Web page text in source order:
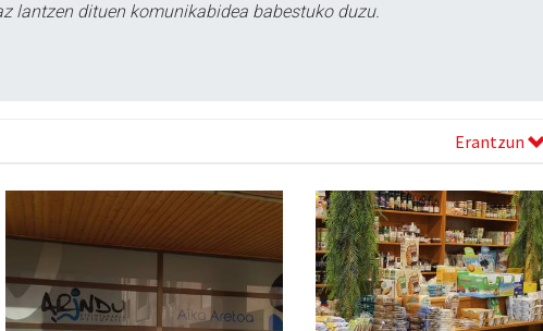
lantzen dituen komunikabidea babestuko duzu.
Erantzun